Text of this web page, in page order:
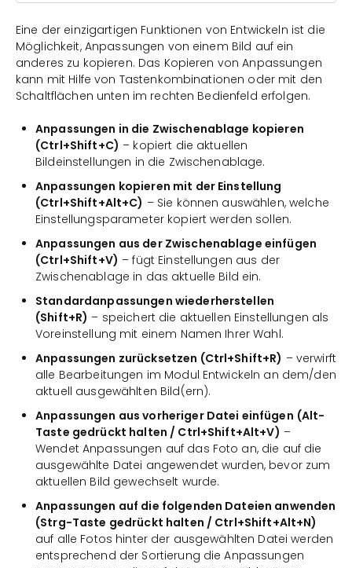
Eine der einzigartigen Funktionen von Entwickeln ist die
Möglichkeit, Anpassungen von einem Bild auf ein
anderes zu kopieren. Das Kopieren von Anpassungen
kann mit Hilfe von Tastenkombinationen oder mit den
Schaltflächen unten im rechten Bedienfeld erfolgen.
Anpassungen in die Zwischenablage kopieren
(Ctrl+Shift+C) – kopiert die aktuellen
Bildeinstellungen in die Zwischenablage.
Anpassungen kopieren mit der Einstellung
(Ctrl+Shift+Alt+C) – Sie können auswählen, welche
Einstellungsparameter kopiert werden sollen.
Anpassungen aus der Zwischenablage einfügen
(Ctrl+Shift+V) – fügt Einstellungen aus der
Zwischenablage in das aktuelle Bild ein.
Standardanpassungen wiederherstellen
(Shift+R) – speichert die aktuellen Einstellungen als
Voreinstellung mit einem Namen Ihrer Wahl.
Anpassungen zurücksetzen (Ctrl+Shift+R) – verwirft
alle Bearbeitungen im Modul Entwickeln an dem/den
aktuell ausgewählten Bild(ern).
Anpassungen aus vorheriger Datei einfügen (Alt-
Taste gedrückt halten / Ctrl+Shift+Alt+V) –
Wendet Anpassungen auf das Foto an, die auf die
ausgewählte Datei angewendet wurden, bevor zum
aktuellen Bild gewechselt wurde.
Anpassungen auf die folgenden Dateien anwenden
(Strg-Taste gedrückt halten / Ctrl+Shift+Alt+N)
auf alle Fotos hinter der ausgewählten Datei werden
entsprechend der Sortierung die Anpassungen